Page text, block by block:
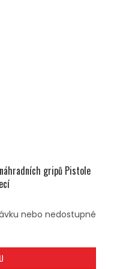
gripů Pistole
nebo nedostupné